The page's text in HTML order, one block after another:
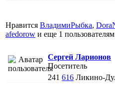
Нравится ВладимиРыбка,
afedorow и еще 1 пользователям
Сергей Ларионов
Посетитель
241 616 Ликино-